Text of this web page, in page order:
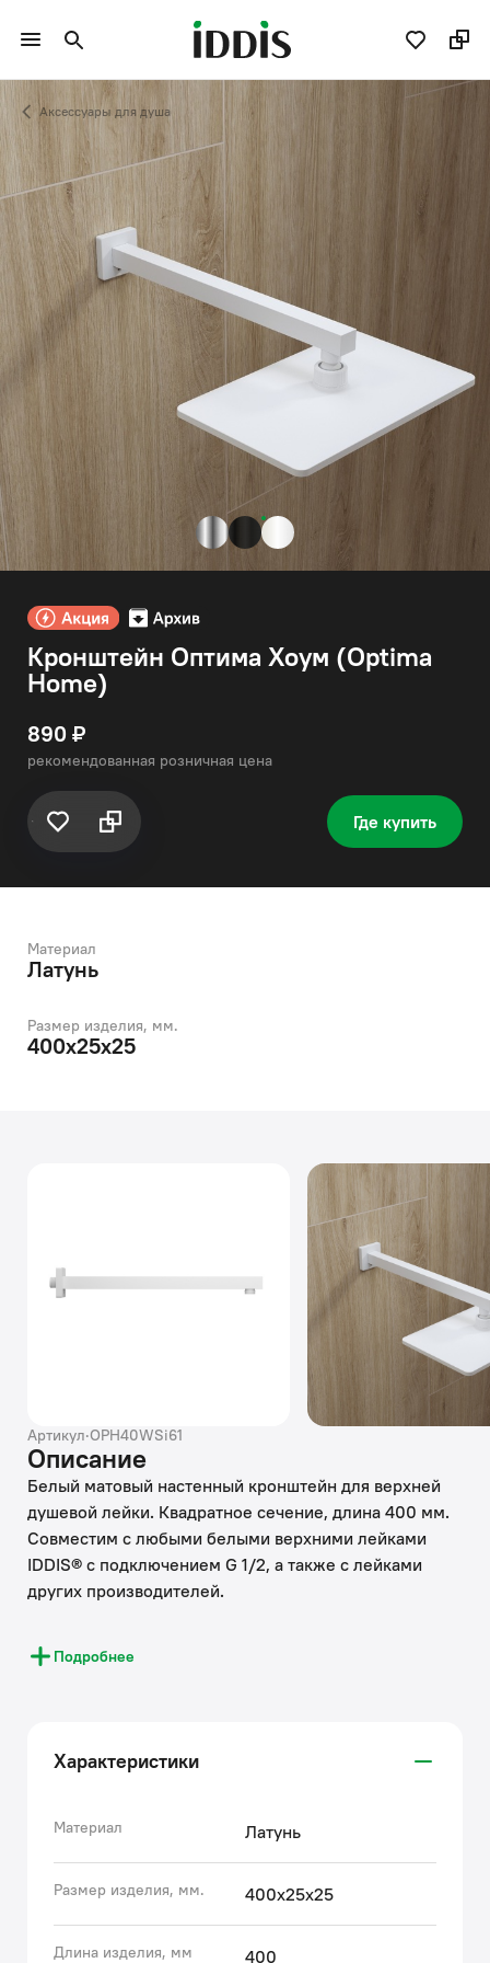
Аксессуары для душа
Кронштейн Оптима Хоум (Optima
Home)
890 ₽
рекомендованная розничная цена
Где купить
Материал
Латунь
Размер изделия, мм.
400х25х25
Артикул·OPH40WSi61
Описание
Белый матовый настенный кронштейн для верхней
душевой лейки. Квадратное сечение, длина 400 мм.
Совместим с любыми белыми верхними лейками
IDDIS® с подключением G 1/2, а также с лейками
других производителей.
• Надежно зафиксирует лейку в необходимом
положении, позволяя насладиться тропическим
обеспечивает привлекательный внешний вид всей
конструкции.
прочной латуни, стойкой к коррозии, резким
воды.
• Цветное покрытие устойчиво к появлению царапин
и выцветанию (при должном уходе). На протяжении
многих лет оно будет выглядеть как новое.
Подробнее
Характеристики
Материал Латунь
Размер изделия, мм. 400х25х25
Длина изделия, мм 400